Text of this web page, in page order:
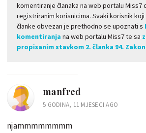
komentiranje članaka na web portalu Miss7
registriranim korisnicima. Svaki korisnik
članke obvezan je prethodno se upoznati s
komentiranja na web portalu Miss7 te sa
propisanim stavkom 2. članka 94.
manfred
5 GODINA, 11 MJESECI AGO
njammmmmmmm